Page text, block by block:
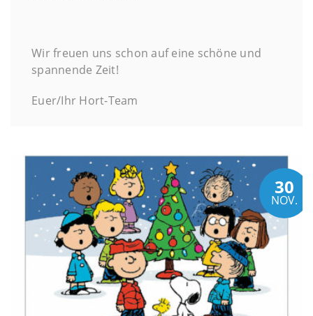
Wir freuen uns schon auf eine schöne und
spannende Zeit!
Euer/Ihr Hort-Team
30
NOV.